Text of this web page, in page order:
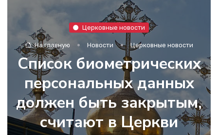
Церковные новости
На главную Новости Церковные новости
Список биометрических
персональных данных
должен быть закрытым,
считают в Церкви